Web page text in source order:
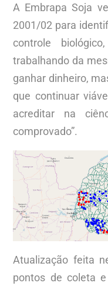
A Embrapa Soja
2001/02 para
controle
trabalhando da
ganhar dinheiro,
que continuar
acreditar na
comprovado”.
Atualização feita
pontos de coleta